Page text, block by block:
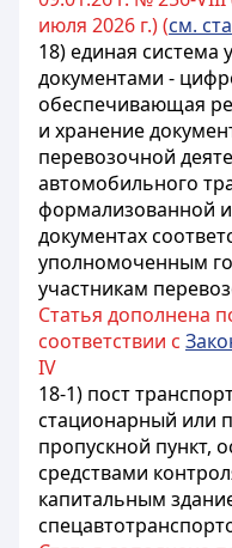
июля 2026 г.) (см.
18) единая
документами -
обеспечивающая
и хранение
перевозочной
автомобильного
формализованной
документах
уполномоченным
участникам
Статья дополнена
соответствии с
IV
18-1) пост
стационарный или
пропускной пункт,
средствами
капитальным